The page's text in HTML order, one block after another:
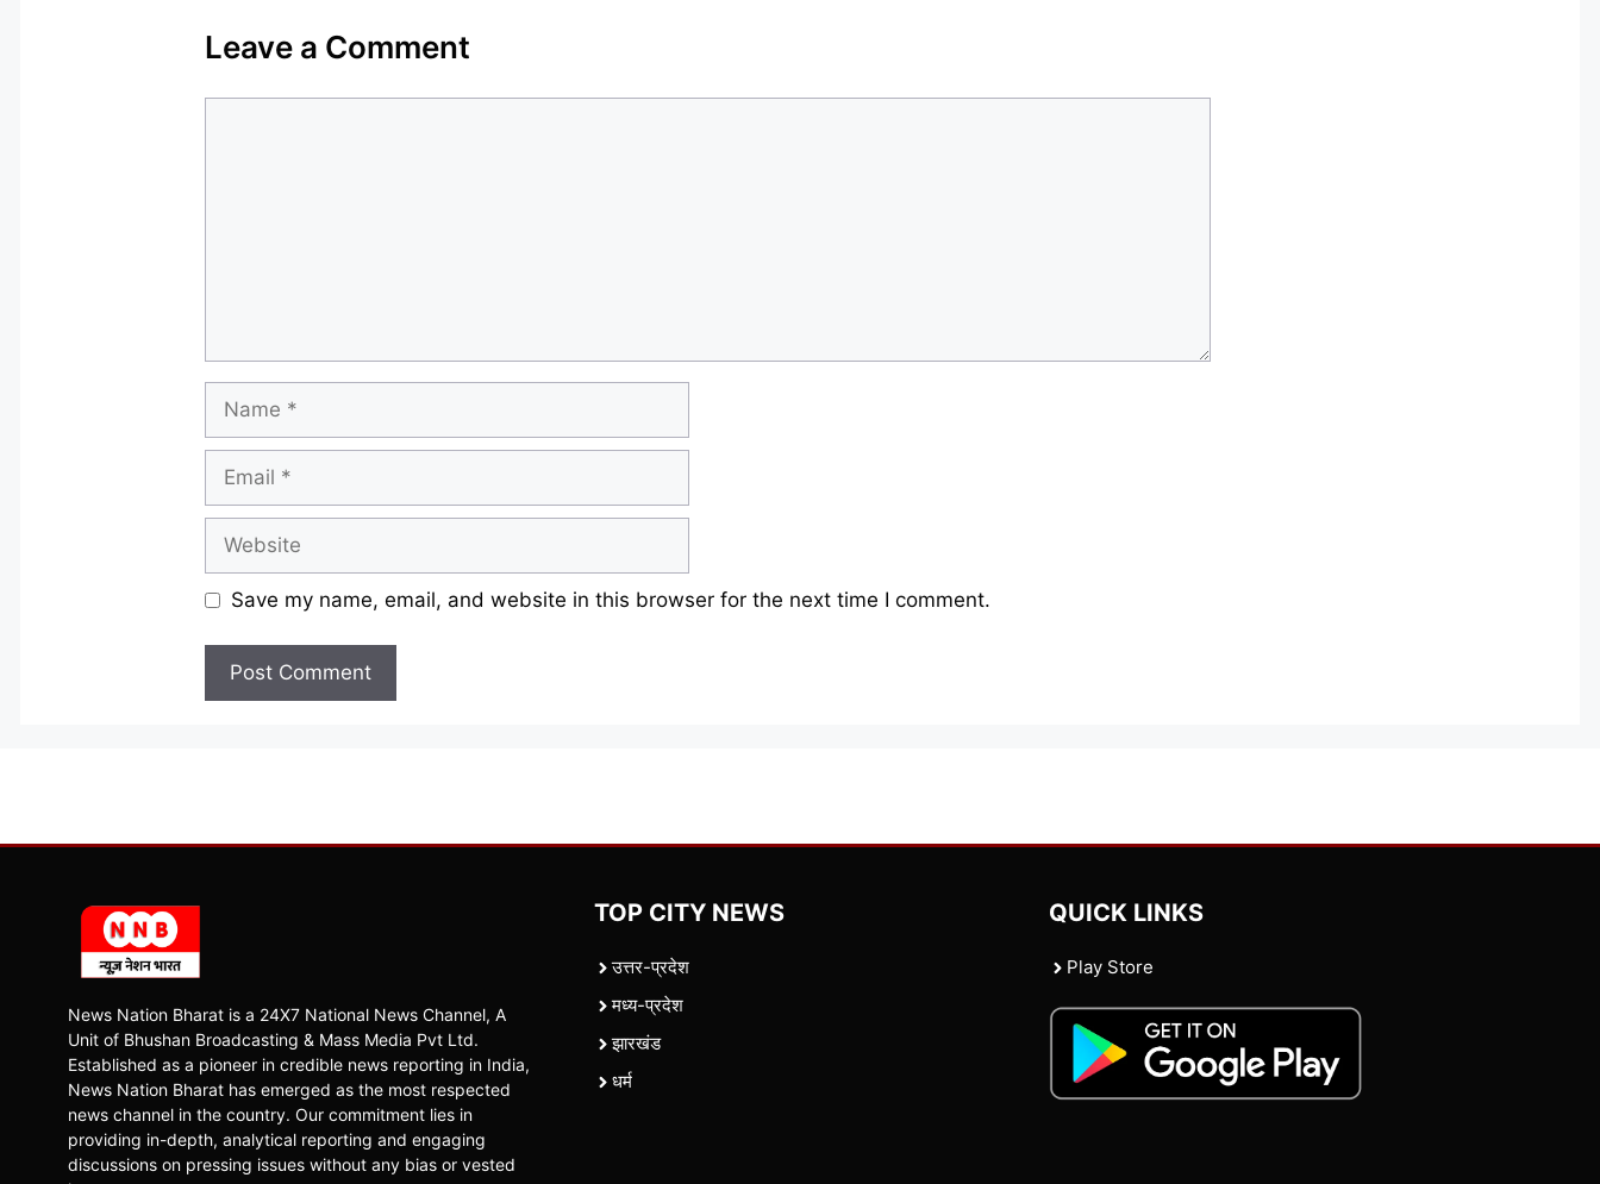
Leave a Comment
Save my name, email, and website in this browser for the next time I comment.
News Nation Bharat is a 24X7 National News Channel, A
Unit of Bhushan Broadcasting & Mass Media Pvt Ltd.
Established as a pioneer in credible news reporting in India,
News Nation Bharat has emerged as the most respected
news channel in the country. Our commitment lies in
providing in-depth, analytical reporting and engaging
discussions on pressing issues without any bias or vested
TOP CITY NEWS
उत्तर-प्रदेश
मध्य-प्रदेश
झारखंड
धर्म
QUICK LINKS
Play Store